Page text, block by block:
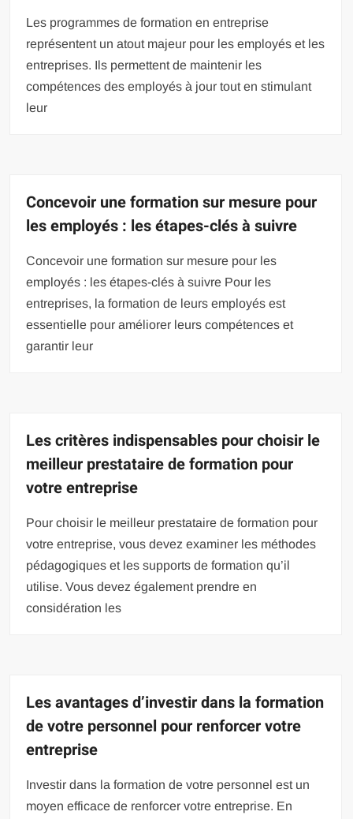
Les programmes de formation en entreprise
représentent un atout majeur pour les employés et les
entreprises. Ils permettent de maintenir les
compétences des employés à jour tout en stimulant
leur
Concevoir une formation sur mesure pour
les employés : les étapes-clés à suivre
Concevoir une formation sur mesure pour les
employés : les étapes-clés à suivre Pour les
entreprises, la formation de leurs employés est
essentielle pour améliorer leurs compétences et
garantir leur
Les critères indispensables pour choisir le
meilleur prestataire de formation pour
votre entreprise
Pour choisir le meilleur prestataire de formation pour
votre entreprise, vous devez examiner les méthodes
pédagogiques et les supports de formation qu’il
utilise. Vous devez également prendre en
considération les
Les avantages d’investir dans la formation
de votre personnel pour renforcer votre
entreprise
Investir dans la formation de votre personnel est un
moyen efficace de renforcer votre entreprise. En